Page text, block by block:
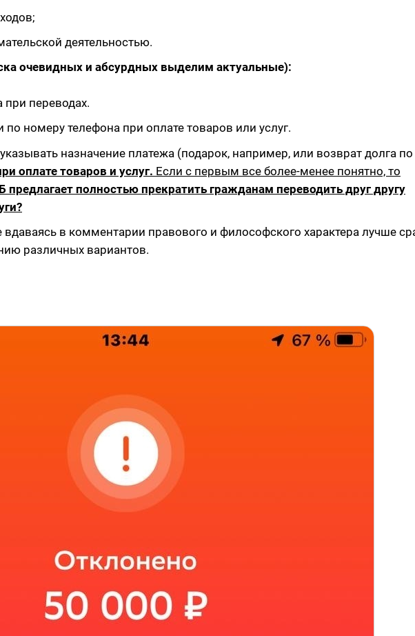
деятельностью.
очевидных и абсурдных выделим актуальные):
при переводах.
номеру телефона при оплате товаров или услуг.
назначение платежа (подарок, например, или возврат долга по
оплате товаров и услуг. Если с первым все более-менее понятно, то
предлагает полностью прекратить гражданам переводить друг другу
в комментарии правового и философского характера лучше
различных вариантов.